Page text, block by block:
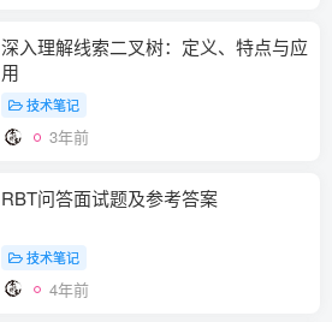
深入理解线索二叉树：定义、特点与应
用
技术笔记
3年前
RBT问答面试题及参考答案
技术笔记
4年前